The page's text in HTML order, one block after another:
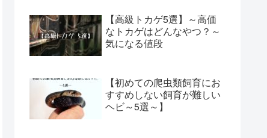
【高級トカゲ5選】～高価
なトカゲはどんなやつ？～
気になる値段
【初めての爬虫類飼育にお
すすめしない飼育が難しい
ヘビ～5選～】